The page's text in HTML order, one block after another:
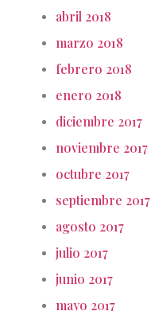
abril 2018
marzo 2018
febrero 2018
enero 2018
diciembre 2017
noviembre 2017
octubre 2017
septiembre 2017
agosto 2017
julio 2017
junio 2017
mayo 2017